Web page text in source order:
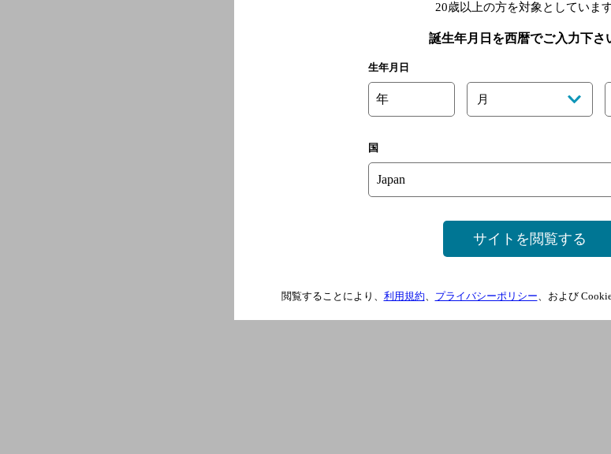
20歳以上の方を対象としています
誕生年月日を西暦でご入力下さ
生年月日
年 月
国
サイトを閲覧する
閲覧することにより、 利用規約、 プライバシーポリシー、および